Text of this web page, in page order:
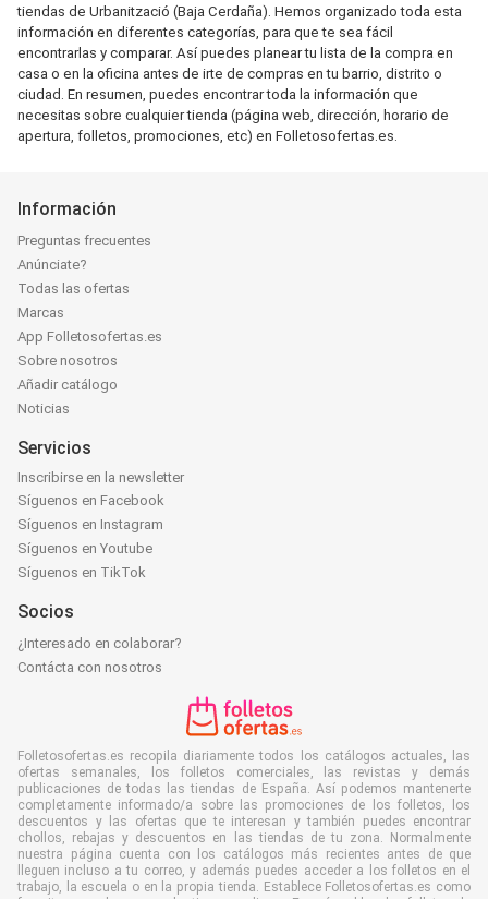
tiendas de Urbanització (Baja Cerdaña). Hemos organizado toda esta
información en diferentes categorías, para que te sea fácil
encontrarlas y comparar. Así puedes planear tu lista de la compra en
casa o en la oficina antes de irte de compras en tu barrio, distrito o
ciudad. En resumen, puedes encontrar toda la información que
necesitas sobre cualquier tienda (página web, dirección, horario de
apertura, folletos, promociones, etc) en Folletosofertas.es.
Información
Preguntas frecuentes
Anúnciate?
Todas las ofertas
Marcas
App Folletosofertas.es
Sobre nosotros
Añadir catálogo
Noticias
Servicios
Inscribirse en la newsletter
Síguenos en Facebook
Síguenos en Instagram
Síguenos en Youtube
Síguenos en TikTok
Socios
¿Interesado en colaborar?
Contácta con nosotros
Folletosofertas.es recopila diariamente todos los catálogos actuales, las
ofertas semanales, los folletos comerciales, las revistas y demás
publicaciones de todas las tiendas de España. Así podemos mantenerte
completamente informado/a sobre las promociones de los folletos, los
descuentos y las ofertas que te interesan y también puedes encontrar
chollos, rebajas y descuentos en las tiendas de tu zona. Normalmente
nuestra página cuenta con los catálogos más recientes antes de que
lleguen incluso a tu correo, y además puedes acceder a los folletos en el
trabajo, la escuela o en la propia tienda. Establece Folletosofertas.es como